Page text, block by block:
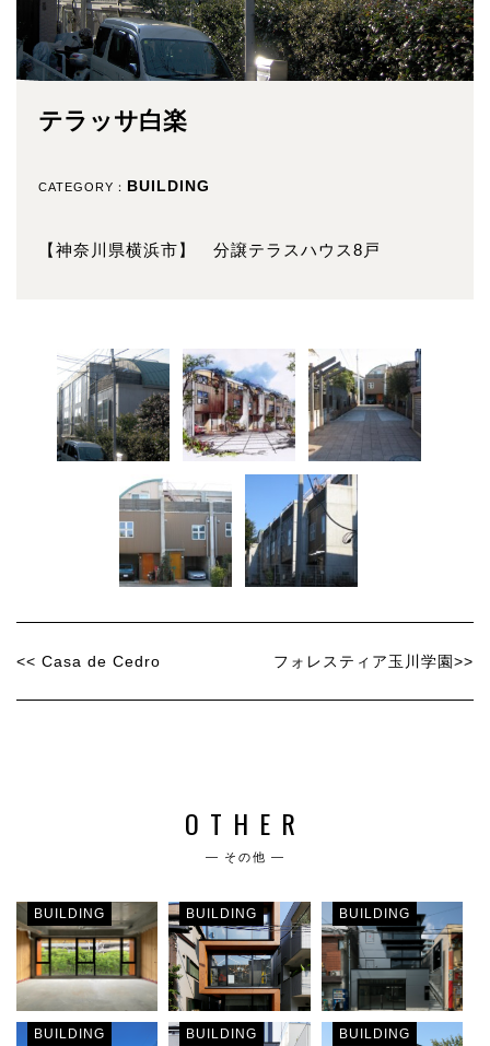
テラッサ白楽
CATEGORY： BUILDING
【神奈川県横浜市】 分譲テラスハウス8戸
<< Casa de Cedro フォレスティア玉川学園>>
OTHER
― その他 ―
BUILDING BUILDING BUILDING
BUILDING BUILDING BUILDING